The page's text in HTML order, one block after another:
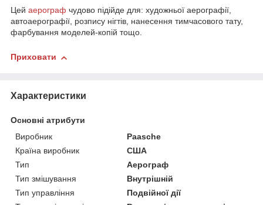
Цей аерограф чудово підійде для: художньої аерографії,
автоаерографії, розпису нігтів, нанесення тимчасового тату,
фарбування моделей-копій тощо.
Приховати
Характеристики
Основні атрибути
Виробник
Paasche
Країна виробник
США
Тип
Аерограф
Тип змішування
Внутрішній
Тип управління
Подвійної дії